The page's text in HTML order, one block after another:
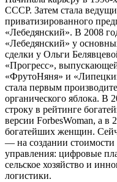
СССР. Затем стала
приватизированного
«Лебедянский». В 2008
«Лебедянский» у
сделки у Ольги
«Прогресс»,
«ФрутоНяня» и
стала первым
органического яблока. В
строку в рейтинге
версии ForbesWoman, а в
богатейших женщин.
— на создании стоимости
управления: цифровые
сельское хозяйство и
логистики.